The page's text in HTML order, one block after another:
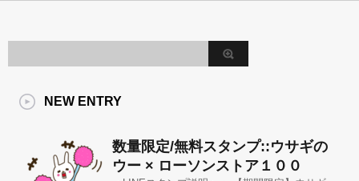
NEW ENTRY
数量限定/無料スタンプ::ウサギの
ウー × ローソンストア１００